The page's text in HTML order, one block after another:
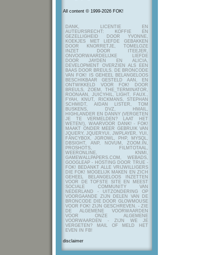
All content © 1999-2026 FOK!
DANK, LICENTIE EN
AUTEURSRECHT: KOFFIE EN
GEZELLIGHEID DOOR YVONNE,
KOEKJES MET LIEFDE GEBAKKEN
DOOR KNORRETJE, TOMELOZE
INZET DOOR ITEEJER,
ONVOORWAARDELIJKE LIEFDE
DOOR JAYDEN EN ALICIA,
DEVELOPMENT OVERZIEN ALS EEN
BAAS DOOR BREULS. DE BRONCODE
VAN FOK! IS GEHEEL BELANGELOOS
BESCHIKBAAR GESTELD AAN, EN
ONTWIKKELD VOOR FOK! DOOR
BREULS, ZOEM, THE_TERMINATOR,
ROONAAN, JUICYHIL, LIGHT, FAUX.,
FYAH, KNUT, RICKMANS, STEPHAN
SCHMIDT, AIDAN LISTER, TOM
BUSKENS, DVZ, HMAIL,
HIGHLANDER EN DANNY (VERGETEN
JE TE VERMELDEN? LAAT HET
WETEN!), WAARVOOR DANK! - FOK!
MAAKT ONDER MEER GEBRUIK VAN
JQUERY, JQUERYUI, JWPLAYER, YUI,
FANCYBOX, JGROWL, PHP, MYSQL,
DBSIGHT, ANP, NOVUM, ZOOM.IN,
PROSHOTS, FILMTOTAAL,
WEERONLINE, KNMI,
GAMEWALLPAPERS.COM, WEBADS,
GOOGLEAP - HOSTING DOOR TRUE -
FOK! BEDANKT ALLE VRIJWILLIGERS
DIE FOK! MOGELIJK MAKEN EN ZICH
GEHEEL BELANGELOOS INZETTEN
VOOR DE TOFSTE SITE EN MEEST
SOCIALE COMMUNITY VAN
NEDERLAND - UITZONDERING OP
VOORGAANDE ZIJN DELEN VAN DE
BRONCODE DIE DOOR GLOWMOUSE
VOOR FOK! ZIJN GESCHREVEN. - ZIE
DE ALGEMENE VOORWAARDEN
VOOR ONZE ALGEMENE
VOORWAARDEN - ZIJN WE JE
VERGETEN? MAIL OF MELD HET
EVEN IN FB!
disclaimer